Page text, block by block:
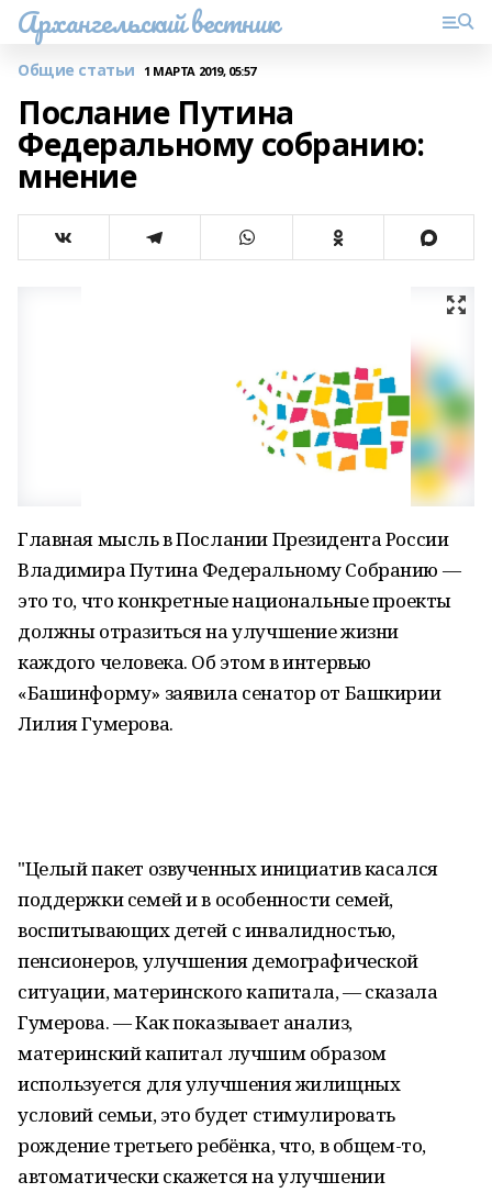
Архангельский вестник
Общие статьи 1 МАРТА 2019, 05:57
Послание Путина
Федеральному собранию:
мнение
Главная мысль в Послании Президента России
Владимира Путина Федеральному Собранию —
это то, что конкретные национальные проекты
должны отразиться на улучшение жизни
каждого человека. Об этом в интервью
«Башинформу» заявила сенатор от Башкирии
Лилия Гумерова.
"Целый пакет озвученных инициатив касался
поддержки семей и в особенности семей,
воспитывающих детей с инвалидностью,
пенсионеров, улучшения демографической
ситуации, материнского капитала, — сказала
Гумерова. — Как показывает анализ,
материнский капитал лучшим образом
используется для улучшения жилищных
условий семьи, это будет стимулировать
рождение третьего ребёнка, что, в общем-то,
автоматически скажется на улучшении